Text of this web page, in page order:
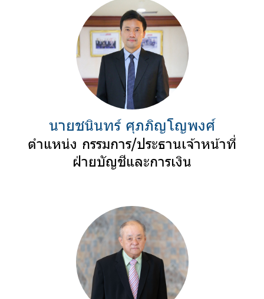
นายชนินทร์ ศุภภิญโญพงศ์
ตำแหน่ง กรรมการ/ประธานเจ้าหน้าที่
ฝ่ายบัญชีและการเงิน